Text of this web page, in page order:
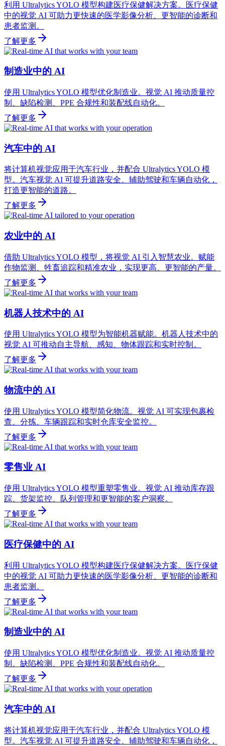
利用 Ultralytics YOLO 模型构建医疗保健解决方案。医疗保健
中的视觉 AI 可助力更快速的医学影像分析、更智能的诊断和
患者监测。
了解更多
制造业中的 AI
使用 Ultralytics YOLO 模型优化制造业。视觉 AI 推动质量控
制、缺陷检测、PPE 合规性和装配线自动化。
了解更多
汽车中的 AI
将计算机视觉应用于汽车行业，并配合 Ultralytics YOLO 模
型。汽车视觉 AI 可提升道路安全、辅助驾驶和车辆自动化，
打造更智能的道路。
了解更多
农业中的 AI
借助 Ultralytics YOLO 模型，将视觉 AI 引入智慧农业。赋能
作物监测、牲畜追踪和精准农业，实现更高、更智能的产量。
了解更多
机器人技术中的 AI
使用 Ultralytics YOLO 模型为智能机器赋能。机器人技术中的
视觉 AI 可推动自主导航、感知、物体跟踪和实时控制。
了解更多
物流中的 AI
使用 Ultralytics YOLO 模型简化物流。视觉 AI 可实现包裹检
查、分拣、车辆跟踪和实时仓库安全监控。
了解更多
零售业 AI
使用 Ultralytics YOLO 模型重塑零售业。视觉 AI 推动库存跟
踪、货架监控、队列管理和更智能的客户洞察。
了解更多
医疗保健中的 AI
利用 Ultralytics YOLO 模型构建医疗保健解决方案。医疗保健
中的视觉 AI 可助力更快速的医学影像分析、更智能的诊断和
患者监测。
了解更多
制造业中的 AI
使用 Ultralytics YOLO 模型优化制造业。视觉 AI 推动质量控
制、缺陷检测、PPE 合规性和装配线自动化。
了解更多
汽车中的 AI
将计算机视觉应用于汽车行业，并配合 Ultralytics YOLO 模
型。汽车视觉 AI 可提升道路安全、辅助驾驶和车辆自动化，